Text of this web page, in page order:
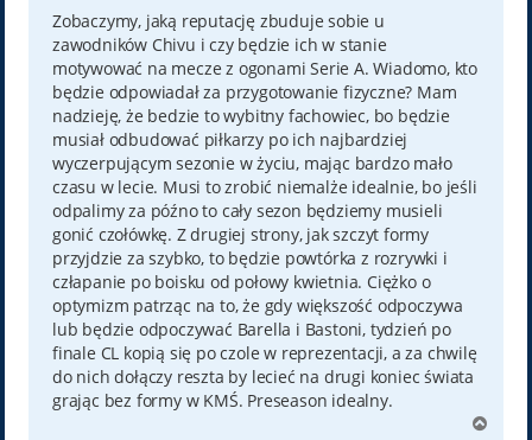
Zobaczymy, jaką reputację zbuduje sobie u
zawodników Chivu i czy będzie ich w stanie
motywować na mecze z ogonami Serie A. Wiadomo, kto
będzie odpowiadał za przygotowanie fizyczne? Mam
nadzieję, że bedzie to wybitny fachowiec, bo będzie
musiał odbudować piłkarzy po ich najbardziej
wyczerpującym sezonie w życiu, mając bardzo mało
czasu w lecie. Musi to zrobić niemalże idealnie, bo jeśli
odpalimy za późno to cały sezon będziemy musieli
gonić czołówkę. Z drugiej strony, jak szczyt formy
przyjdzie za szybko, to będzie powtórka z rozrywki i
człapanie po boisku od połowy kwietnia. Ciężko o
optymizm patrząc na to, że gdy większość odpoczywa
lub będzie odpoczywać Barella i Bastoni, tydzień po
finale CL kopią się po czole w reprezentacji, a za chwilę
do nich dołączy reszta by lecieć na drugi koniec świata
grając bez formy w KMŚ. Preseason idealny.